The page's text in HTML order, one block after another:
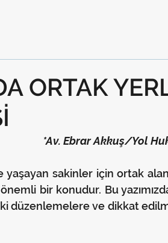
ORTAK
*Av. Ebrar Akkuş/Yol
sakinler için ortak
bir konudur. Bu
düzenlemelere ve dikkat